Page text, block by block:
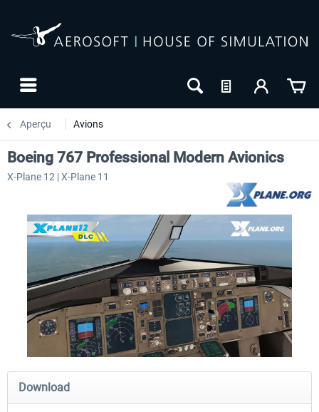
Aperçu Avions
Diamond DA-62
Cessna 208 Grand Caravan
Boeing 767 Professional Modern Avionics
X-Plane 12 | X-Plane 11
Download